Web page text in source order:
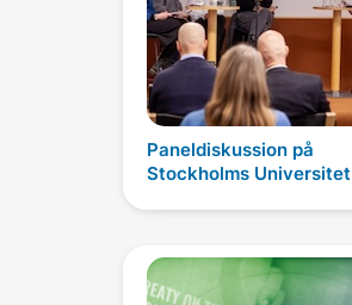
Paneldiskussion på
Stockholms Universitet